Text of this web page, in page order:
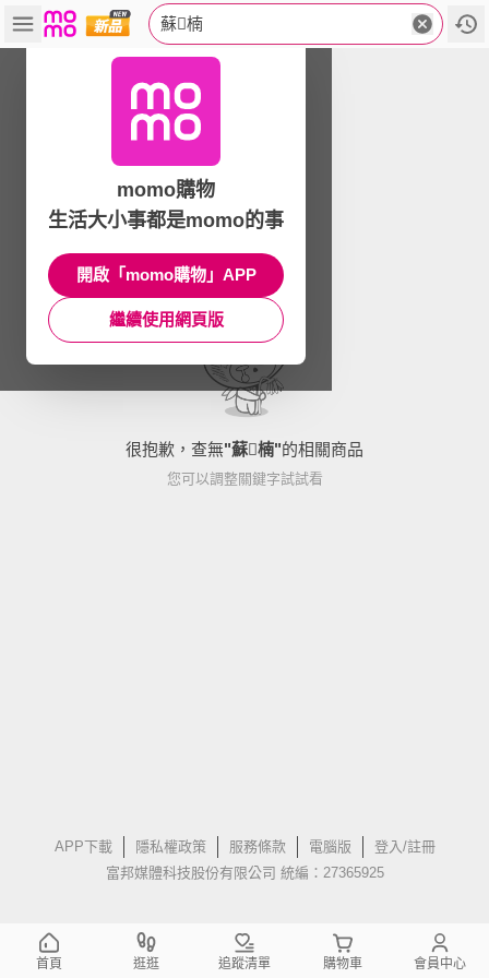
蘇楠
很抱歉，查無"蘇楠"的相關商品
您可以調整關鍵字試試看
APP下載 隱私權政策 服務條款 電腦版
登入/註冊
富邦媒體科技股份有限公司 統編：27365925
momo購物
生活大小事都是momo的事
開啟「momo購物」APP
繼續使用網頁版
首頁 逛逛 追蹤清單 購物車 會員中心